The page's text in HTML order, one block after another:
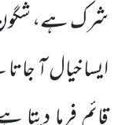
شرک ہے،
ایسا خیال آ